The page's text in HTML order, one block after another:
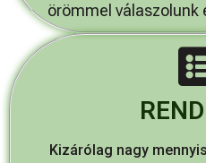
örömmel válaszolunk
Kizárólag nagy